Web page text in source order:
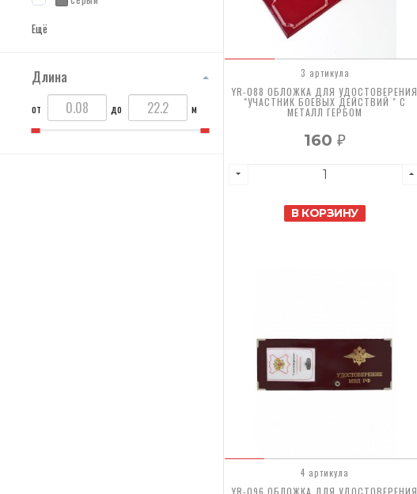
Ещё
Длина
от до м
3 артикула
YR-088 ОБЛОЖКА ДЛЯ УДОСТОВЕРЕНИЯ
"УЧАСТНИК БОЕВЫХ ДЕЙСТВИЙ " С
МЕТАЛЛ ГЕРБОМ
160₽
В КОРЗИНУ
4 артикула